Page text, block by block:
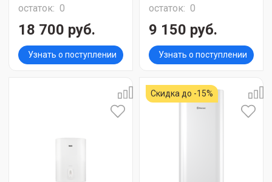
остаток: 0
18 700 руб.
Узнать о поступлении
остаток: 0
9 150 руб.
Узнать о поступлении
Скидка до -15%